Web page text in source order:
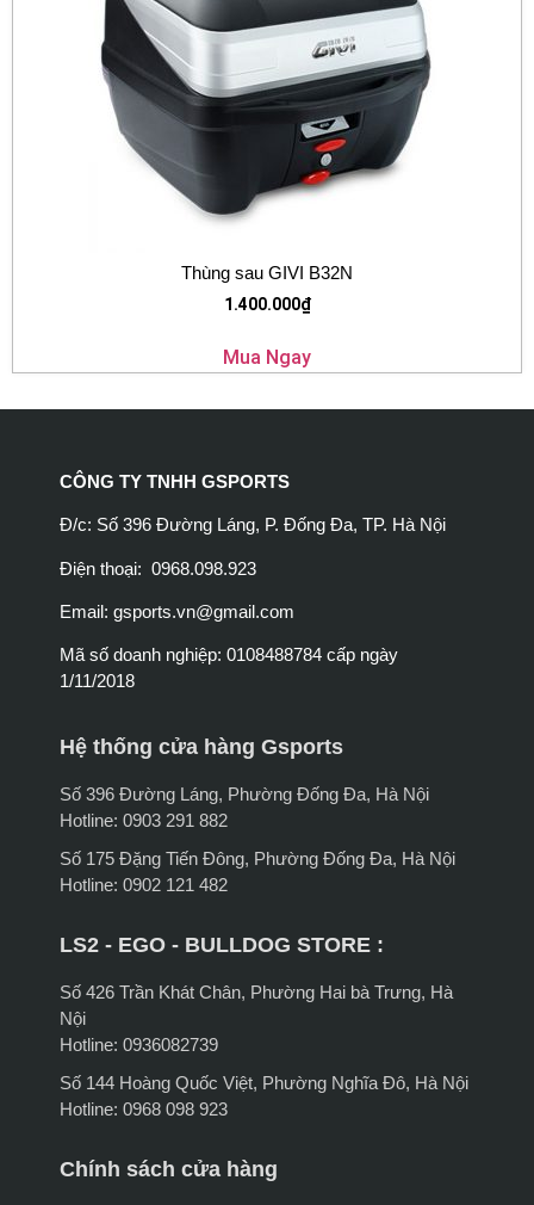
Thùng sau GIVI B32N
1.400.000₫
Mua Ngay
CÔNG TY TNHH GSPORTS
Đ/c: Số 396 Đường Láng, P. Đống Đa, TP. Hà Nội
Điện thoại: 0968.098.923
Email: gsports.vn@gmail.com
Mã số doanh nghiệp: 0108488784 cấp ngày
1/11/2018
Hệ thống cửa hàng Gsports
Số 396 Đường Láng, Phường Đống Đa, Hà Nội
Hotline: 0903 291 882
Số 175 Đặng Tiến Đông, Phường Đống Đa, Hà Nội
Hotline: 0902 121 482
LS2 - EGO - BULLDOG STORE :
Số 426 Trần Khát Chân, Phường Hai bà Trưng, Hà
Nội
Hotline: 0936082739
Số 144 Hoàng Quốc Việt, Phường Nghĩa Đô, Hà Nội
Hotline: 0968 098 923
Chính sách cửa hàng